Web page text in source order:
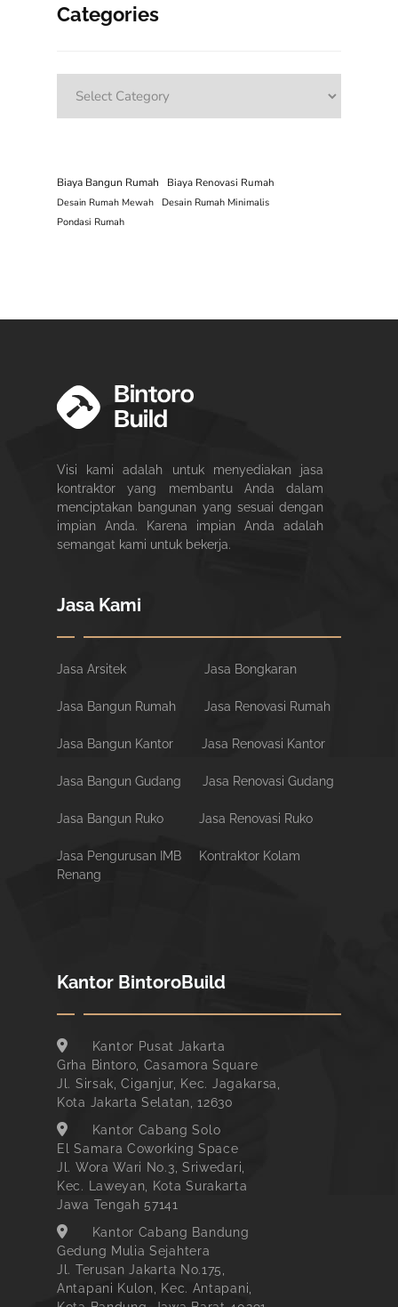
Categories
Biaya Bangun Rumah Biaya Renovasi Rumah
Desain Rumah Mewah
Desain Rumah Minimalis
Pondasi Rumah
Visi kami adalah untuk menyediakan jasa
kontraktor yang membantu Anda dalam
menciptakan bangunan yang sesuai dengan
impian Anda. Karena impian Anda adalah
semangat kami untuk bekerja.
Jasa Kami
Jasa Arsitek Jasa Bongkaran
Jasa Bangun Rumah Jasa Renovasi Rumah
Jasa Bangun Kantor Jasa Renovasi Kantor
Jasa Bangun Gudang Jasa Renovasi Gudang
Jasa Bangun Ruko Jasa Renovasi Ruko
Jasa Pengurusan IMB
Kontraktor Kolam
Renang
Kantor BintoroBuild
Kantor Pusat Jakarta
Grha Bintoro, Casamora Square
Jl. Sirsak, Ciganjur, Kec. Jagakarsa,
Kota Jakarta Selatan, 12630
Kantor Cabang Solo
El Samara Coworking Space
Jl. Wora Wari No.3, Sriwedari,
Kec. Laweyan, Kota Surakarta
Jawa Tengah 57141
Kantor Cabang Bandung
Gedung Mulia Sejahtera
Jl. Terusan Jakarta No.175,
Antapani Kulon, Kec. Antapani,